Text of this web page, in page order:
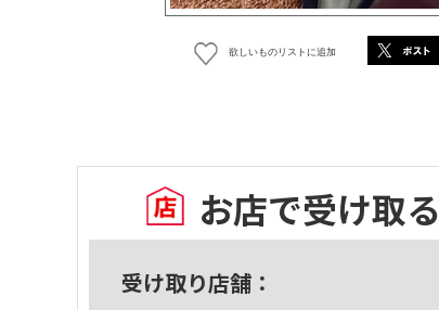
欲しいものリストに追加
お店で受け取る
受け取り店舗：